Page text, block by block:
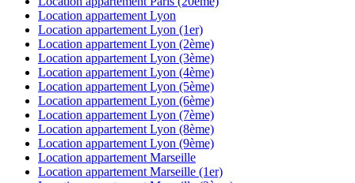
Location appartement Lyon
Location appartement Lyon (1er)
Location appartement Lyon (2ème)
Location appartement Lyon (3ème)
Location appartement Lyon (4ème)
Location appartement Lyon (5ème)
Location appartement Lyon (6ème)
Location appartement Lyon (7ème)
Location appartement Lyon (8ème)
Location appartement Lyon (9ème)
Location appartement Marseille
Location appartement Marseille (1er)